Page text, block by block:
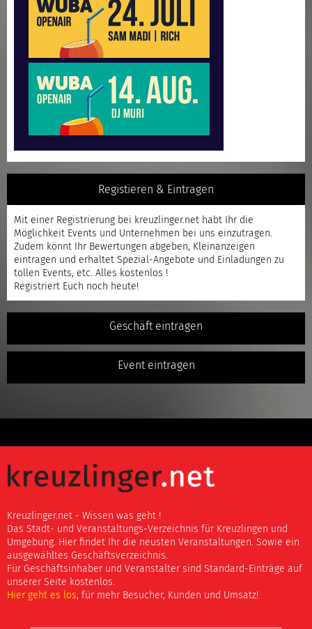
Registieren & Eintragen
Mit einer Registrierung bei kreuzlinger.net habt Ihr die
Möglichkeit Events und Unternehmen bei uns einzutragen.
Zudem könnt Ihr Bewertungen abgeben, Kleinanzeigen
eintragen und erhaltet Spezial-Angebote und Einladungen zu
tollen Events, etc. Alles kostenlos !
Registriert Euch noch heute!
Geschäft eintragen
Event eintragen
Kreuzlinger.net - Wissen was geht !
Das Stadt- und Veranstaltungs-Verzeichnis für Kreuzlingen und
Umgebung. Hier findet Ihr die neusten Veranstaltungen. Sowie ein
ausgewähltes Geschäftsverzeichnis.
Für Geschäftsinhaber und Veranstalter sind Standard-Einträge auf
unserer Seite kostenlos.
Hier geht es los, für mehr Besucher, Kunden und Umsatz!